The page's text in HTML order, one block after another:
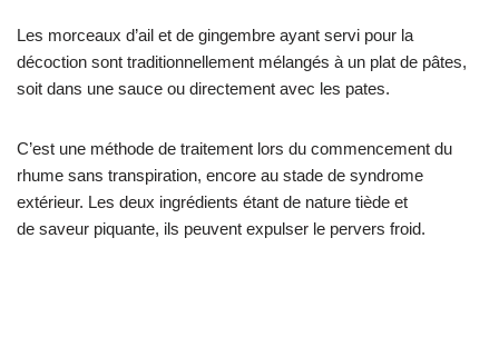
Les morceaux d’ail et de gingembre ayant servi pour la
décoction sont traditionnellement mélangés à un plat de pâtes,
soit dans une sauce ou directement avec les pates.
C’est une méthode de traitement lors du commencement du
rhume sans transpiration, encore au stade de syndrome
extérieur. Les deux ingrédients étant de nature tiède et
de saveur piquante, ils peuvent expulser le pervers froid.